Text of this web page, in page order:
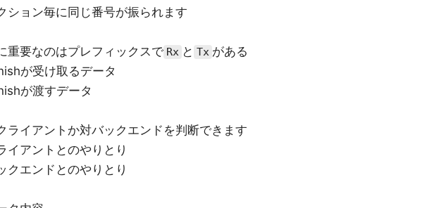
ション毎に同じ番号が振られます
重要なのはプレフィックスで Rx と Tx がある
が受け取るデータ
が渡すデータ
ライアントか対バックエンドを判断できます
イアントとのやりとり
クエンドとのやりとり